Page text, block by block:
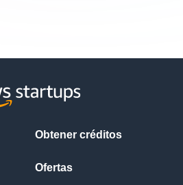
Obtener créditos
Ofertas